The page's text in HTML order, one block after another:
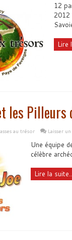
12
2012
Lire
les Pilleurs
au trésor Laisser
Une équipe
célèbre
Lire la